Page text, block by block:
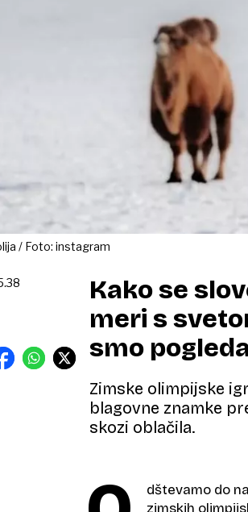
/ Foto: instagram
Kako se
meri s
smo
Zimske olimpijske
blagovne znamke
skozi oblačila.
dštevamo do
zimskih